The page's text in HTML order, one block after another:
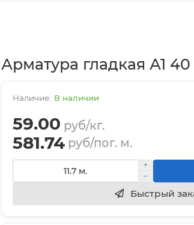
Арматура гладкая А1
В наличии
59.00 руб/кг.
581.74 руб/пог. м.
Быстрый